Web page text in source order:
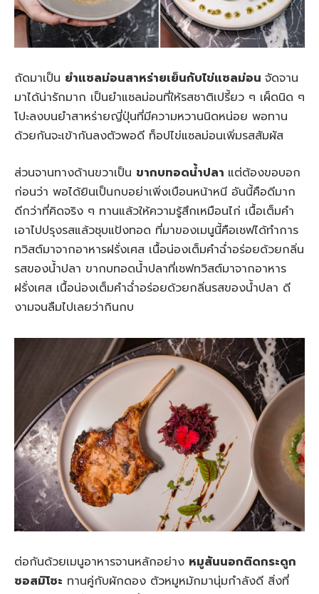
ถัดมาเป็น ยำแซลม่อนสาหร่ายเย็นกับไข่แซลม่อน จัดจาน
มาได้น่ารักมาก เป็นยำแซลม่อนที่ให้รสชาติเปรี้ยว ๆ เผ็ดนิด ๆ
โปะลงบนยำสาหร่ายญี่ปุ่นที่มีความหวานนิดหน่อย พอทาน
ด้วยกันจะเข้ากันลงตัวพอดี ท็อปไข่แซลม่อนเพิ่มรสสัมผัส
ส่วนจานทางด้านขวาเป็น ขากบทอดน้ำปลา แต่ต้องขอบอก
ก่อนว่า พอได้ยินเป็นกบอย่าเพิ่งเบือนหน้าหนี อันนี้คือดีมาก
ดีกว่าที่คิดจริง ๆ ทานแล้วให้ความรู้สึกเหมือนไก่ เนื้อเต็มคำ
เอาไปปรุงรสแล้วชุบแป้งทอด ที่มาของเมนูนี้คือเชฟได้ทำการ
ทวิสต์มาจากอาหารฝรั่งเศส เนื้อน่องเต็มคำฉ่ำอร่อยด้วยกลิ่น
รสของน้ำปลา ขากบทอดน้ำปลาที่เชฟทวิสต์มาจากอาหาร
ฝรั่งเศส เนื้อน่องเต็มคำฉ่ำอร่อยด้วยกลิ่นรสของน้ำปลา ดี
งามจนลืมไปเลยว่ากินกบ
ต่อกันด้วยเมนูอาหารจานหลักอย่าง หมูสันนอกติดกระดูก
ซอสมิโซะ ทานคู่กับผักดอง ตัวหมูหมักมานุ่มกำลังดี สิ่งที่